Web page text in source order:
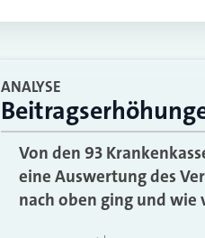
ANALYSE
Von den 93
eine Auswertung des
nach oben ging und wie